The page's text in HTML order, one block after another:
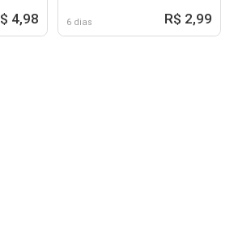
4,98 6 dias R$ 2,99